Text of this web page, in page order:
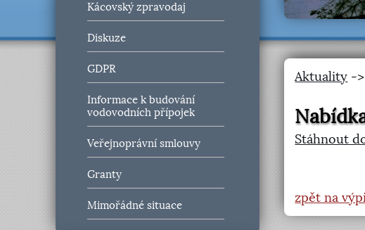
Kácovský zpravodaj
Diskuze
GDPR
Informace k budování
vodovodních přípojek
Veřejnoprávní smlouvy
Granty
Mimořádné situace
Aktuality -
Stáhnout
zpět na